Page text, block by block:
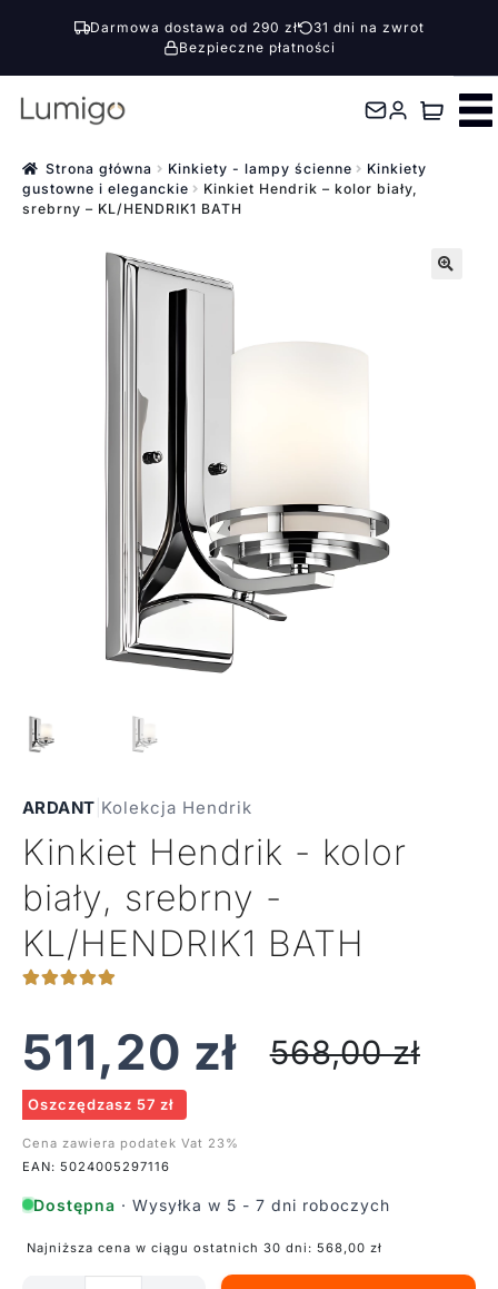
Darmowa dostawa od 290 zł
31 dni na zwrot
Bezpieczne płatności
Przejdź
nawigacji
Przejdź
treści Strona główna Kinkiety - lampy ścienne
Kinkiety
gustowne i eleganckie
Kinkiet Hendrik – kolor biały,
srebrny – KL/HENDRIK1 BATH
ARDANT Kolekcja Hendrik
Kinkiet Hendrik - kolor
biały, srebrny -
KL/HENDRIK1 BATH
511,20 zł 568,00zł
Oszczędzasz 57 zł
Cena zawiera podatek Vat 23%
EAN: 5024005297116
Dostępna · Wysyłka w 5 - 7 dni roboczych
Najniższa cena w ciągu ostatnich 30 dni: 568,00 zł